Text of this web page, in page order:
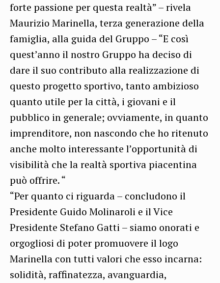
forte passione per questa realtà” – rivela
Maurizio Marinella, terza generazione della
famiglia, alla guida del Gruppo – “E così
quest’anno il nostro Gruppo ha deciso di
dare il suo contributo alla realizzazione di
questo progetto sportivo, tanto ambizioso
quanto utile per la città, i giovani e il
pubblico in generale; ovviamente, in quanto
imprenditore, non nascondo che ho ritenuto
anche molto interessante l’opportunità di
visibilità che la realtà sportiva piacentina
può offrire. “
“Per quanto ci riguarda – concludono il
Presidente Guido Molinaroli e il Vice
Presidente Stefano Gatti – siamo onorati e
orgogliosi di poter promuovere il logo
Marinella con tutti valori che esso incarna:
solidità, raffinatezza, avanguardia,